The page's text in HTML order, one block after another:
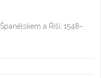
a Říší, 1548–